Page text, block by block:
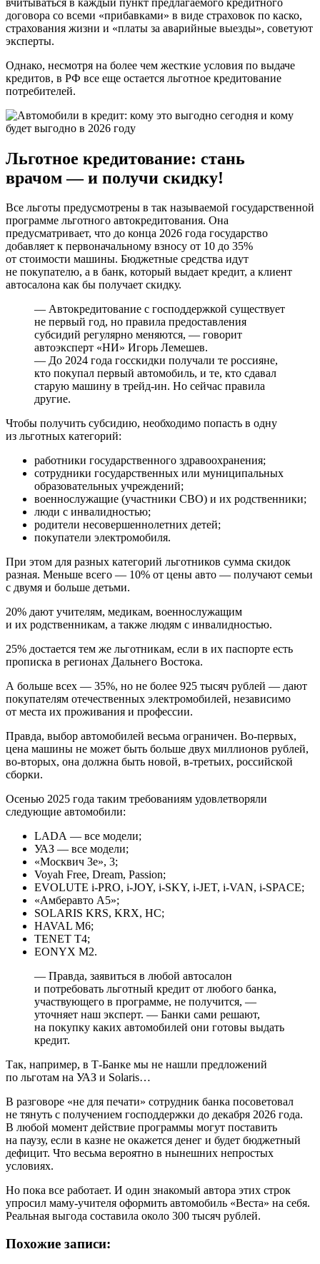
договора со всеми «прибавками» в виде страховок по каско,
страхования жизни и «платы за аварийные выезды», советуют
эксперты.
Однако, несмотря на более чем жесткие условия по выдаче
кредитов, в РФ все еще остается льготное кредитование
потребителей.
Льготное кредитование: стань
врачом — и получи скидку!
Все льготы предусмотрены в так называемой государственной
программе льготного автокредитования. Она
предусматривает, что до конца 2026 года государство
добавляет к первоначальному взносу от 10 до 35%
от стоимости машины. Бюджетные средства идут
не покупателю, а в банк, который выдает кредит, а клиент
автосалона как бы получает скидку.
— Автокредитование с господдержкой существует
не первый год, но правила предоставления
субсидий регулярно меняются, — говорит
автоэксперт «НИ» Игорь Лемешев.
— До 2024 года госскидки получали те россияне,
кто покупал первый автомобиль, и те, кто сдавал
старую машину в трейд⁠-⁠ин. Но сейчас правила
другие.
Чтобы получить субсидию, необходимо попасть в одну
из льготных категорий:
работники государственного здравоохранения;
сотрудники государственных или муниципальных
образовательных учреждений;
военнослужащие (участники СВО) и их родственники;
люди с инвалидностью;
родители несовершеннолетних детей;
покупатели электромобиля.
При этом для разных категорий льготников сумма скидок
разная. Меньше всего — 10% от цены авто — получают семьи
с двумя и больше детьми.
20% дают учителям, медикам, военнослужащим
и их родственникам, а также людям с инвалидностью.
25% достается тем же льготникам, если в их паспорте есть
прописка в регионах Дальнего Востока.
А больше всех — 35%, но не более 925 тысяч рублей — дают
покупателям отечественных электромобилей, независимо
от места их проживания и профессии.
Правда, выбор автомобилей весьма ограничен. Во-первых,
цена машины не может быть больше двух миллионов рублей,
во-вторых, она должна быть новой, в-третьих, российской
сборки.
Осенью 2025 года таким требованиям удовлетворяли
следующие автомобили:
LADA — все модели;
УАЗ — все модели;
«Москвич 3е», 3;
Voyah Free, Dream, Passion;
EVOLUTE i⁠-⁠PRO, i⁠-⁠JOY, i⁠-⁠SKY, i⁠-⁠JET, i⁠-⁠VAN, i⁠-⁠SPACE;
«Амберавто A5»;
SOLARIS KRS, KRХ, HC;
HAVAL M6;
TENET T4;
EONYX M2.
— Правда, заявиться в любой автосалон
и потребовать льготный кредит от любого банка,
участвующего в программе, не получится, —
уточняет наш эксперт. — Банки сами решают,
на покупку каких автомобилей они готовы выдать
кредит.
Так, например, в Т⁠-⁠Банке мы не нашли предложений
по льготам на УАЗ и Solaris…
В разговоре «не для печати» сотрудник банка посоветовал
не тянуть с получением господдержки до декабря 2026 года.
В любой момент действие программы могут поставить
на паузу, если в казне не окажется денег и будет бюджетный
дефицит. Что весьма вероятно в нынешних непростых
условиях.
Но пока все работает. И один знакомый автора этих строк
упросил маму-учителя оформить автомобиль «Веста» на себя.
Реальная выгода составила около 300 тысяч рублей.
Похожие записи: